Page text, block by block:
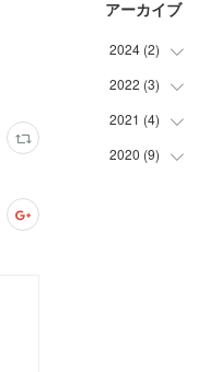
アーカイブ
2024 (2)
(
)
2022 (3)
(
)
(
)
2021 (4)
(
)
2020 (9)